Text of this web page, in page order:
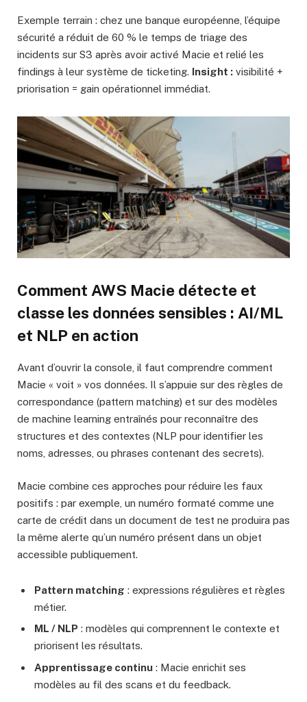
Exemple terrain : chez une banque européenne, l’équipe
sécurité a réduit de 60 % le temps de triage des
incidents sur S3 après avoir activé Macie et relié les
findings à leur système de ticketing. Insight : visibilité +
priorisation = gain opérationnel immédiat.
Comment AWS Macie détecte et
classe les données sensibles : AI/ML
et NLP en action
Avant d’ouvrir la console, il faut comprendre comment
Macie « voit » vos données. Il s’appuie sur des règles de
correspondance (pattern matching) et sur des modèles
de machine learning entraînés pour reconnaître des
structures et des contextes (NLP pour identifier les
noms, adresses, ou phrases contenant des secrets).
Macie combine ces approches pour réduire les faux
positifs : par exemple, un numéro formaté comme une
carte de crédit dans un document de test ne produira pas
la même alerte qu’un numéro présent dans un objet
accessible publiquement.
Pattern matching : expressions régulières et règles
métier.
ML / NLP : modèles qui comprennent le contexte et
priorisent les résultats.
Apprentissage continu : Macie enrichit ses
modèles au fil des scans et du feedback.